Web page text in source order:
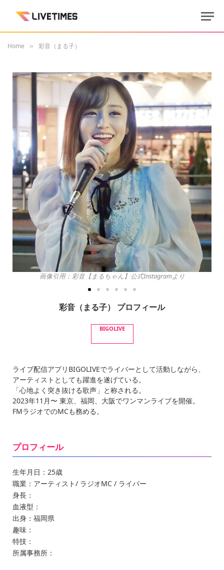
Home » 彩音（まる子）
画像引用：彩音【まるちゃん】公式Instagramより
彩音（まる子） プロフィール
BIGOLIVE
ライブ配信アプリBIGOLIVEでライバーとして活動しながら、
アーティストとしても躍進を遂げている。
「心地よく突き抜ける歌声」と称される。
2023年11月〜 東京、福岡、大阪でワンマンライブを開催。
FMラジオでのMCも務める。
プロフィール
生年月日：25歳
職業：アーティスト/ ラジオMC / ライバー
身長：
血液型：
出身：福岡県
趣味：
特技：
所属事務所：